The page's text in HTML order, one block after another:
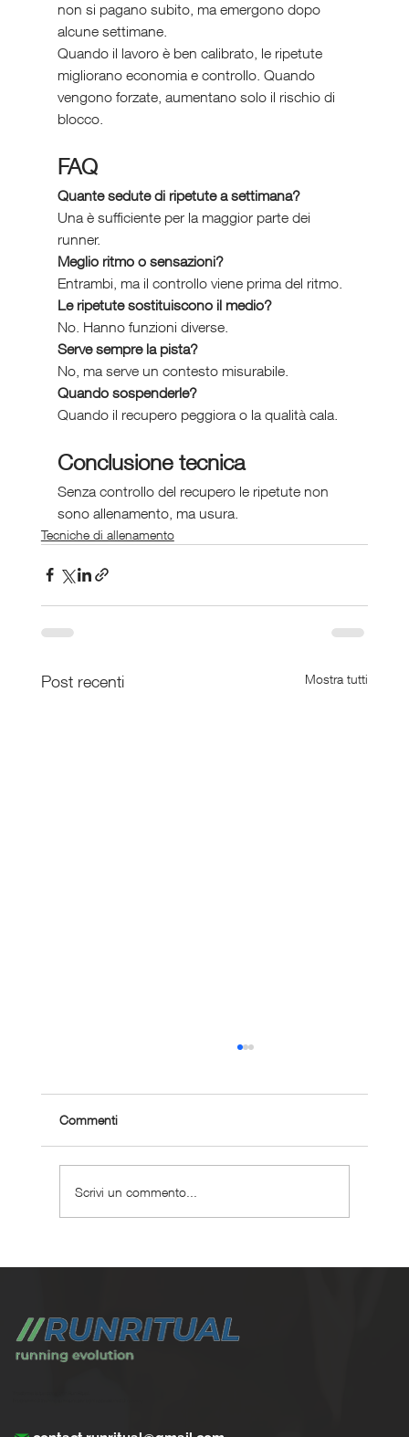
non si pagano subito, ma emergono dopo
alcune settimane.
Quando il lavoro è ben calibrato, le ripetute
migliorano economia e controllo. Quando
vengono forzate, aumentano solo il rischio di
blocco.
FAQ
Quante sedute di ripetute a settimana?
Una è sufficiente per la maggior parte dei
runner.
Meglio ritmo o sensazioni?
Entrambi, ma il controllo viene prima del ritmo.
Le ripetute sostituiscono il medio?
No. Hanno funzioni diverse.
Serve sempre la pista?
No, ma serve un contesto misurabile.
Quando sospenderle?
Quando il recupero peggiora o la qualità cala.
Conclusione tecnica
Senza controllo del recupero le ripetute non
sono allenamento, ma usura.
Tecniche di allenamento
Post recenti Mostra tutti
Commenti
Scrivi un commento...